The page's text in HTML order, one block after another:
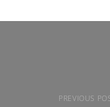
PREVIOUS